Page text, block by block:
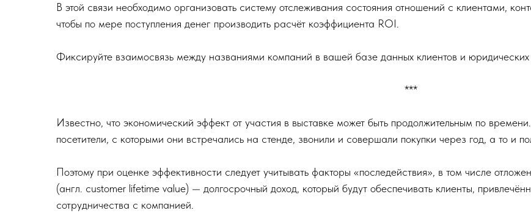
В этой связи необходимо организовать систему отслеживания состояния отношений с клиентами,
чтобы по мере поступления денег производить расчёт коэффициента ROI.
Фиксируйте взаимосвязь между названиями компаний в вашей базе данных клиентов и юридических
***
Известно, что экономический эффект от участия в выставке может быть продолжительным по
посетители, с которыми они встречались на стенде, звонили и совершали покупки через год, а то и
Поэтому при оценке эффективности следует учитывать факторы «последействия», в том числе
(англ. customer lifetime value) — долгосрочный доход, который будут обеспечивать клиенты,
сотрудничества с компанией.